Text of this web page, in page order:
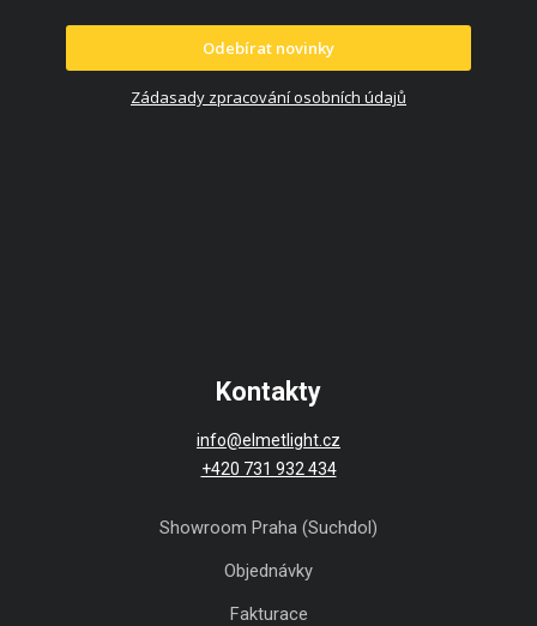
Odebírat novinky
Zádasady zpracování osobních údajů
Kontakty
info@elmetlight.cz
+420 731 932 434
Showroom Praha (Suchdol)
Objednávky
Fakturace